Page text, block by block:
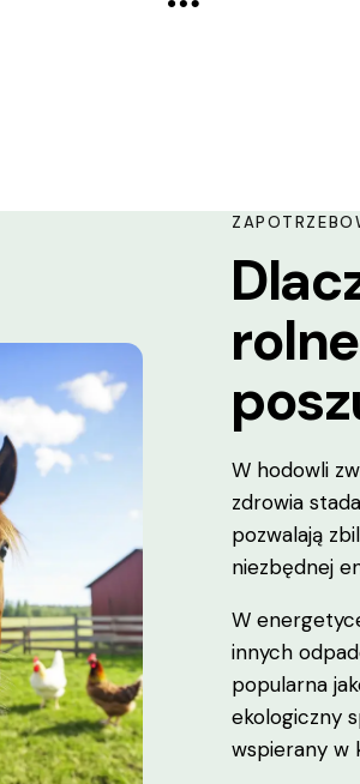
W hodowli
zdrowia
pozwalają
niezbędnej
W
innych
popularna
ekologiczny
wspierany w